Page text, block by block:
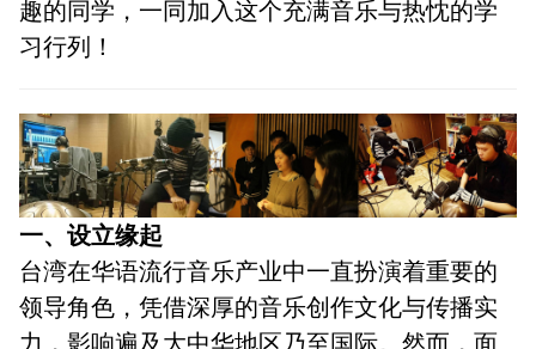
趣的同学，一同加入这个充满音乐与热忱的学
习行列！
一、设立缘起
台湾在华语流行音乐产业中一直扮演着重要的
领导角色，凭借深厚的音乐创作文化与传播实
力，影响遍及大中华地区乃至国际。然而，面